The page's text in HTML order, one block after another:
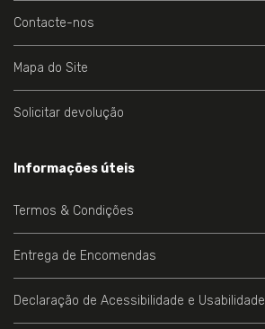
Contacte-nos
Mapa do Site
Solicitar devolução
Informações úteis
Termos & Condições
Entrega de Encomendas
Declaração de Acessibilidade e Usabilidade